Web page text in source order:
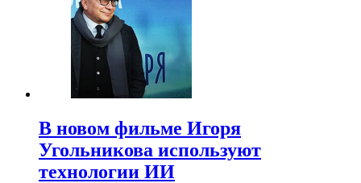
В новом фильме Игоря
Угольникова используют
технологии ИИ